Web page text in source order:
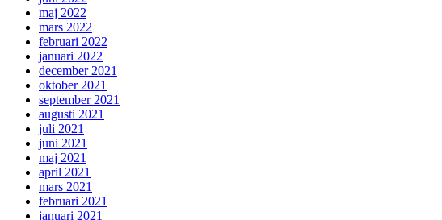
maj 2022
mars 2022
februari 2022
januari 2022
december 2021
oktober 2021
september 2021
augusti 2021
juli 2021
juni 2021
maj 2021
april 2021
mars 2021
februari 2021
januari 2021